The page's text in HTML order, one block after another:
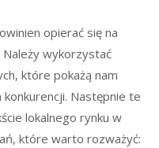
opierać się na
Należy wykorzystać
które pokażą nam
Następnie te
lokalnego rynku w
które warto rozważyć: